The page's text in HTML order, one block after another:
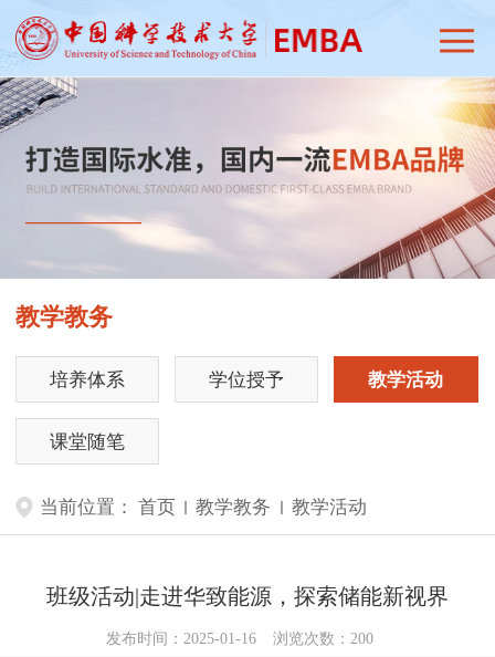
教学教务
培养体系 学位授予 教学活动
课堂随笔
当前位置： 首页 教学教务 教学活动
班级活动|走进华致能源，探索储能新视界
发布时间：2025-01-16 浏览次数： 200